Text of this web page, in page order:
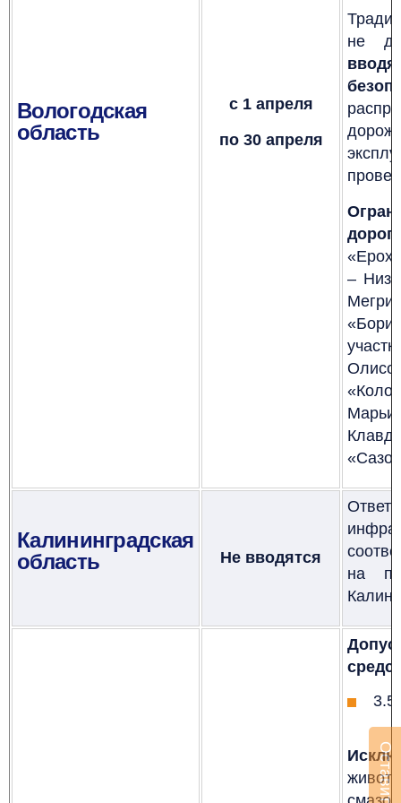
Вологодская
область
с 1 апреля
по 30 апреля
не
дорог:
– Низ
Калининградская
область
Не вводятся
на
3.5